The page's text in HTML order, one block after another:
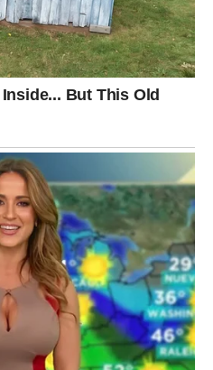
ČASA ISTINE
završi, Rak više neće biti
i emotivni – ali ne više
da čuvate svoje srce, a ne
ne znaju kako da ga nose.
emotivna zrelost. Više ne
na naviku umesto
I upravo to vas čini jačima